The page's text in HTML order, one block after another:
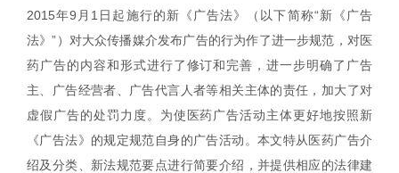
2015年9月1日起施行的新《广告法》（以下简称“新《广告
法》”）对大众传播媒介发布广告的行为作了进一步规范，对医
药广告的内容和形式进行了修订和完善，进一步明确了广告
主、广告经营者、广告代言人者等相关主体的责任，加大了对
虚假广告的处罚力度。为使医药广告活动主体更好地按照新
《广告法》的规定规范自身的广告活动。本文特从医药广告介
绍及分类、新法规范要点进行简要介绍，并提供相应的法律建